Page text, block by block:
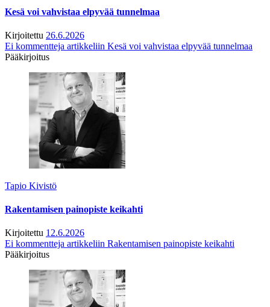
Kesä voi vahvistaa elpyvää tunnelmaa
Kirjoitettu 26.6.2026
Ei kommentteja artikkeliin Kesä voi vahvistaa elpyvää tunnelmaa
Pääkirjoitus
Tapio Kivistö
Rakentamisen painopiste keikahti
Kirjoitettu 12.6.2026
Ei kommentteja artikkeliin Rakentamisen painopiste keikahti
Pääkirjoitus